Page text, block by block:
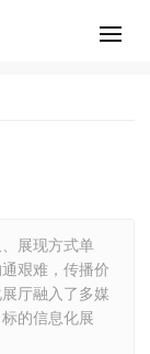
展现方式单
艰难，传播价
厅融入了多媒
的信息化展